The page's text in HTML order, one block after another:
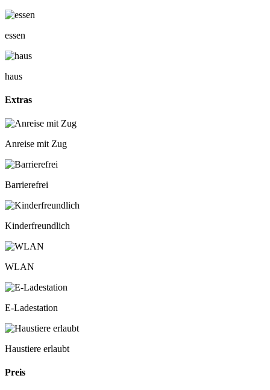
essen
haus
Extras
Anreise mit Zug
Barrierefrei
Kinderfreundlich
WLAN
E-Ladestation
Haustiere erlaubt
Preis